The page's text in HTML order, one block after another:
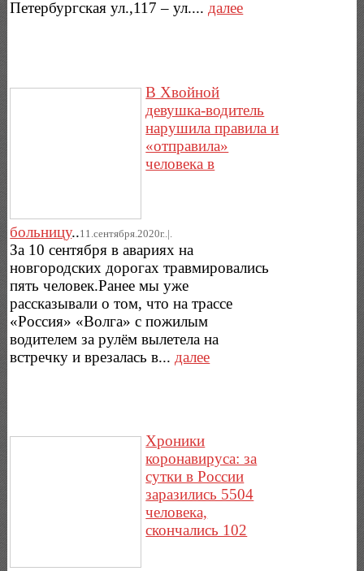
Петербургская ул.,117 – ул....далее
В Хвойной
девушка-водитель
нарушила правила и
«отправила»
человека в
больницу..11.сентября.2020г..|.
За 10 сентября в авариях на
новгородских дорогах травмировались
пять человек.Ранее мы уже
рассказывали о том, что на трассе
«Россия» «Волга» с пожилым
водителем за рулём вылетела на
встречку и врезалась в... далее
Хроники
коронавируса: за
сутки в России
заразились 5504
человека,
скончались 102